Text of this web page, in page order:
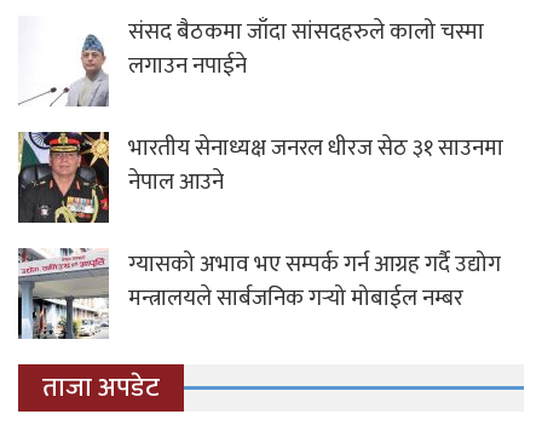
संसद बैठकमा जाँदा सांसदहरुले कालो चस्मा
लगाउन नपाईने
भारतीय सेनाध्यक्ष जनरल धीरज सेठ ३१ साउनमा
नेपाल आउने
ग्यासको अभाव भए सम्पर्क गर्न आग्रह गर्दै उद्योग
मन्त्रालयले सार्बजनिक गर्‍यो मोबाईल नम्बर
ताजा अपडेट